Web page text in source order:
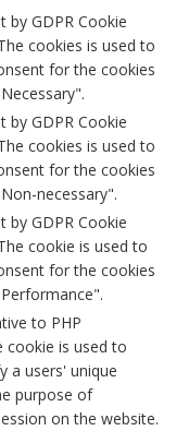
by GDPR Cookie
cookies is used to
for the cookies
by GDPR Cookie
cookies is used to
for the cookies
necessary".
by GDPR Cookie
cookie is used to
for the cookies
to PHP
cookie is used to
a users' unique
purpose of
on the website.